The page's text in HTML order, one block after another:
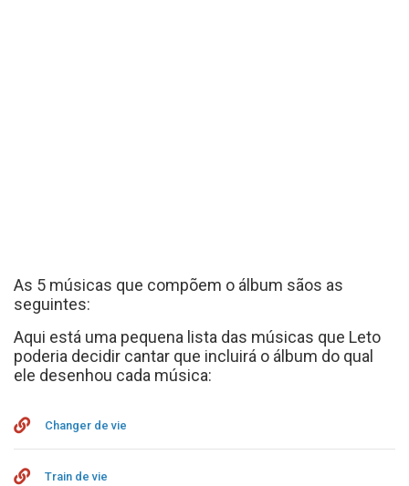
As 5 músicas que compõem o álbum sãos as
seguintes:
Aqui está uma pequena lista das músicas que Leto
poderia decidir cantar que incluirá o álbum do qual
ele desenhou cada música:
Changer de vie
Train de vie